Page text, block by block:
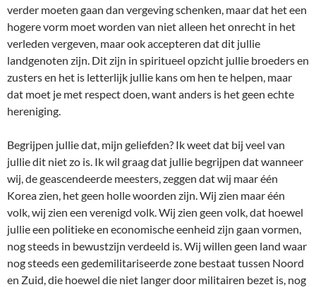
verder moeten gaan dan vergeving schenken, maar dat het een
hogere vorm moet worden van niet alleen het onrecht in het
verleden vergeven, maar ook accepteren dat dit jullie
landgenoten zijn. Dit zijn in spiritueel opzicht jullie broeders en
zusters en het is letterlijk jullie kans om hen te helpen, maar
dat moet je met respect doen, want anders is het geen echte
hereniging.
Begrijpen jullie dat, mijn geliefden? Ik weet dat bij veel van
jullie dit niet zo is. Ik wil graag dat jullie begrijpen dat wanneer
wij, de geascendeerde meesters, zeggen dat wij maar één
Korea zien, het geen holle woorden zijn. Wij zien maar één
volk, wij zien een verenigd volk. Wij zien geen volk, dat hoewel
jullie een politieke en economische eenheid zijn gaan vormen,
nog steeds in bewustzijn verdeeld is. Wij willen geen land waar
nog steeds een gedemilitariseerde zone bestaat tussen Noord
en Zuid, die hoewel die niet langer door militairen bezet is, nog